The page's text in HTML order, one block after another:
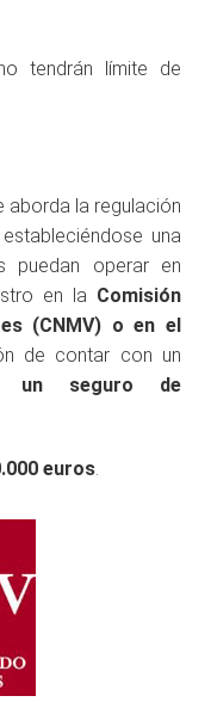
tendrán límite de
aborda la regulación
una
puedan operar en
en la Comisión
(CNMV) o en el
de contar con un
un seguro de
euros.